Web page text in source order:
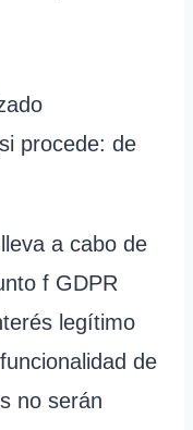
procede: de
a cabo de
f GDPR
legítimo
de
no serán